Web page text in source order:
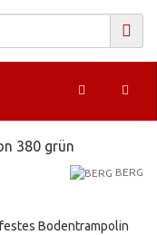
380 grün
BERG
Bodentrampolin